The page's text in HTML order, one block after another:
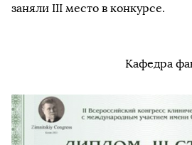
заняли III место в конкурсе.
Кафедра